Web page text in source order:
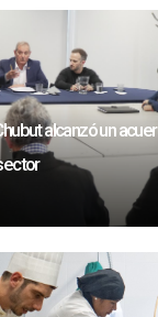
alcanzó un